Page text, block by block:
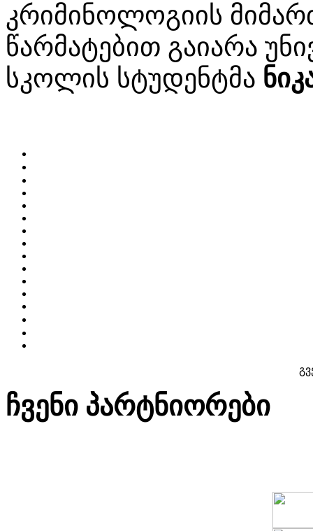
კრიმინოლოგიის
წარმატებით გაიარა
სკოლის სტუდენტმა
ჩვენი პარტნიორები